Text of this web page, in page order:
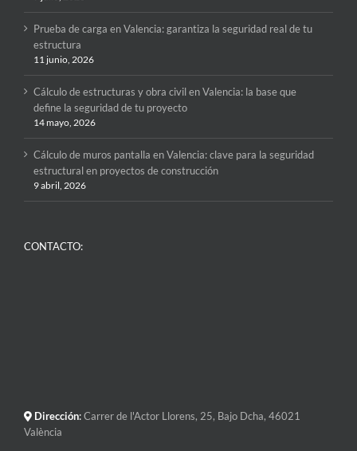
Prueba de carga en Valencia: garantiza la seguridad real de tu
estructura
11 junio, 2026
Cálculo de estructuras y obra civil en Valencia: la base que
define la seguridad de tu proyecto
14 mayo, 2026
Cálculo de muros pantalla en Valencia: clave para la seguridad
estructural en proyectos de construcción
9 abril, 2026
CONTACTO:
Dirección:Carrer de l'Actor Llorens, 25, Bajo Dcha, 46021
València